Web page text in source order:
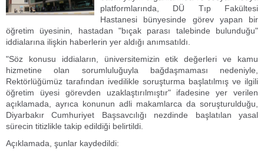
platformlarında, DÜ Tıp Fakültesi
Hastanesi bünyesinde görev yapan bir
öğretim üyesinin, hastadan "bıçak parası talebinde bulunduğu"
iddialarına ilişkin haberlerin yer aldığı anımsatıldı.
"Söz konusu iddiaların, üniversitemizin etik değerleri ve kamu
hizmetine olan sorumluluğuyla bağdaşmaması nedeniyle,
Rektörlüğümüz tarafından ivedilikle soruşturma başlatılmış ve ilgili
öğretim üyesi görevden uzaklaştırılmıştır" ifadesine yer verilen
açıklamada, ayrıca konunun adli makamlarca da soruşturulduğu,
Diyarbakır Cumhuriyet Başsavcılığı nezdinde başlatılan yasal
sürecin titizlikle takip edildiği belirtildi.
Açıklamada, şunlar kaydedildi: